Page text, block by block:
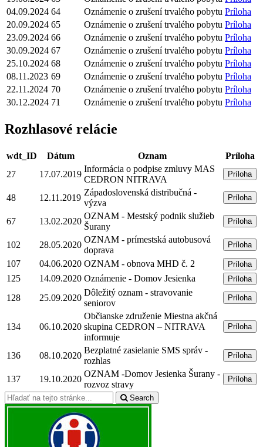
04.09.2024 64 Oznámenie o zrušení trvalého pobytu Príloha
20.09.2024 65 Oznámenie o zrušení trvalého pobytu Príloha
23.09.2024 66 Oznámenie o zrušení trvalého pobytu Príloha
30.09.2024 67 Oznámenie o zrušení trvalého pobytu Príloha
25.10.2024 68 Oznámenie o zrušení trvalého pobytu Príloha
08.11.2023 69 Oznámenie o zrušení trvalého pobytu Príloha
22.11.2024 70 Oznámenie o zrušení trvalého pobytu Príloha
30.12.2024 71 Oznámenie o zrušení trvalého pobytu Príloha
Rozhlasové relácie
wdt_ID Dátum Oznam
Príloha
27
17.07.2019
Informácia o podpise zmluvy MAS
CEDRON NITRAVA
Príloha
48 12.11.2019
Západoslovenská distribučná -
výzva
Príloha
67 13.02.2020
OZNAM - Mestský podnik služieb
Šurany
Príloha
102 28.05.2020
OZNAM - prímestská autobusová
doprava
Príloha
107 04.06.2020 OZNAM - obnova MHD č. 2 Príloha
125 14.09.2020 Oznámenie - Domov Jesienka Príloha
128 25.09.2020
Dôležitý oznam - stravovanie
seniorov
Príloha
134 06.10.2020
Občianske združenie Miestna akčná
skupina CEDRON – NITRAVA
informuje
Príloha
136 08.10.2020
Bezplatné zasielanie SMS správ -
rozhlas
Príloha
137 19.10.2020
OZNAM -Domov Jesienka Šurany -
rozvoz stravy
Príloha
Search